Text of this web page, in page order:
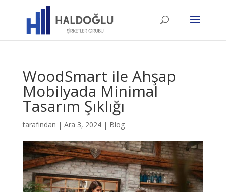
WoodSmart ile Ahşap
Mobilyada Minimal
Tasarım Şıklığı
tarafından | Ara 3, 2024| Blog